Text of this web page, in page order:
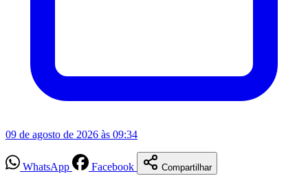
09 de agosto de 2026 às 09:34
WhatsApp Facebook Compartilhar